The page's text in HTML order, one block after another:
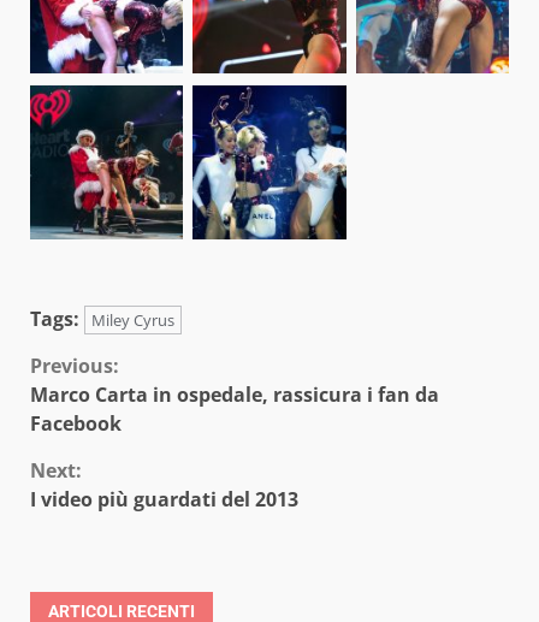
Tags: Miley Cyrus
Continue
Reading
Previous:
Marco Carta in ospedale, rassicura i fan da
Facebook
Next:
I video più guardati del 2013
ARTICOLI RECENTI